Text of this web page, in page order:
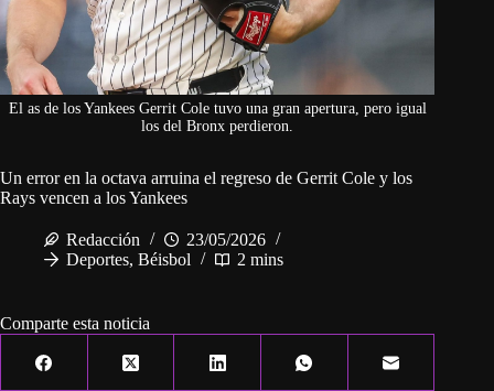
El as de los Yankees Gerrit Cole tuvo una gran apertura, pero igual
los del Bronx perdieron.
Un error en la octava arruina el regreso de Gerrit Cole y los
Rays vencen a los Yankees
Redacción
23/05/2026
Deportes, Béisbol 2 mins
Comparte esta noticia